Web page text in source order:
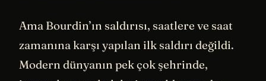
Ama Bourdin’ın saldırısı, saatlere ve saat
zamanına karşı yapılan ilk saldırı değildi.
Modern dünyanın pek çok şehrinde,